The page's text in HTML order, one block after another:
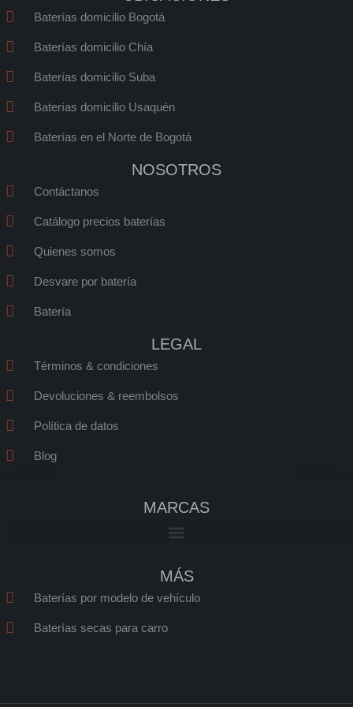
c
o
n
f
a
e
o
c
o
h
t
a
t
g
Baterías domicilio Bogotá
Baterías domicilio Chía
Baterías domicilio Suba
Baterías domicilio Usaquén
Baterías en el Norte de Bogotá
NOSOTROS
Contáctanos
Catálogo precios baterías
Quienes somos
Desvare por batería
Batería
LEGAL
Términos & condiciones
Devoluciones & reembolsos
Política de datos
Blog
MARCAS
MÁS
Baterías por modelo de vehículo
Baterías secas para carro